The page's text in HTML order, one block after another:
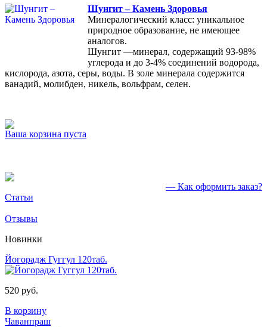
Шунгит – Камень Здоровья
Минералогический класс: уникальное
природное образование, не имеющее
аналогов.
Шунгит —минерал, содержащий 93-98%
углерода и до 3-4% соединений водорода,
кислорода, азота, серы, воды. В золе минерала содержится
ванадий, молибден, никель, вольфрам, селен.
Ваша корзина пуста
— Как оформить заказ?
Статьи
Отзывы
Новинки
Йогорадж Гуггул 120таб.
520 руб.
В корзину
Чаванпраш